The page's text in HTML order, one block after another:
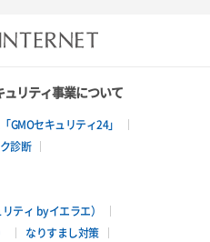
リティ事業について
GMOセキュリティ24」
診断
ティ byイエラエ）
なりすまし対策